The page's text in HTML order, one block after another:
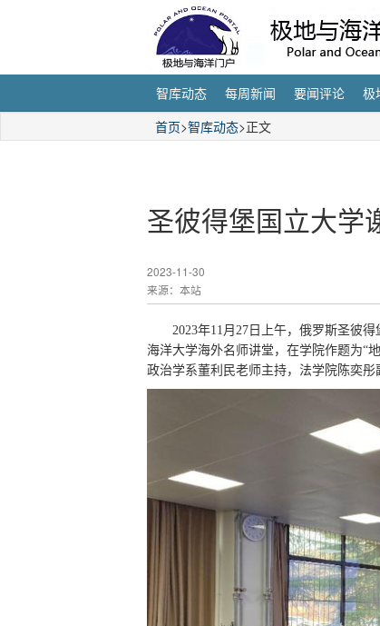
智库动态 每周新闻 要闻评论 极
首页>智库动态>正文
圣彼得堡国立大学
2023-11-30
来源：本站
2023年11月27日上午，俄罗斯圣彼
海洋大学海外名师讲堂，在学院作题为“
政治学系董利民老师主持，法学院陈奕彤